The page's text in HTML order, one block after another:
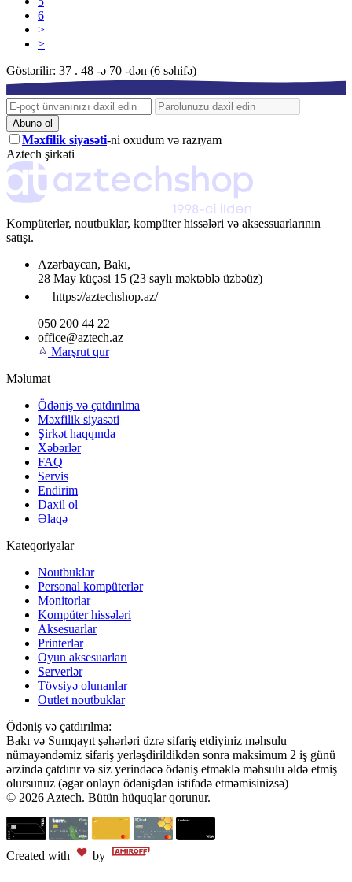
6
>
>|
Göstərilir: 37 . 48 -ə 70 -dən (6 səhifə)
Abunə ol
Məxfilik siyasəti-ni oxudum və razıyam
Aztech şirkəti
Kompüterlər, noutbuklar, kompüter hissələri və aksessuarlarının
satışı.
Azərbaycan, Bakı,
28 May küçəsi 15 (23 saylı məktəblə üzbəüz)
https://aztechshop.az/
050 200 44 22
office@aztech.az
Marşrut qur
Məlumat
Ödəniş və çatdırılma
Məxfilik siyasəti
Şirkət haqqında
Xəbərlər
FAQ
Servis
Endirim
Daxil ol
Əlaqə
Kateqoriyalar
Noutbuklar
Personal kompüterlər
Monitorlar
Kompüter hissələri
Aksesuarlar
Printerlər
Oyun aksesuarları
Serverlər
Tövsiyə olunanlar
Outlet noutbuklar
Ödəniş və çatdırılma:
Bakı və Sumqayıt şəhərləri üzrə sifariş etdiyiniz məhsulu
nümayəndəmiz sifariş yerləşdirildikdən sonra maksimum 2 iş günü
ərzində çatdırır və siz yerindəcə ödəniş etməklə məhsulu əldə etmiş
olursunuz (əgər onlayn ödənişdən istifadə etməmisinizsə)
© 2026 Aztech. Bütün hüquqlar qorunur.
Created with by